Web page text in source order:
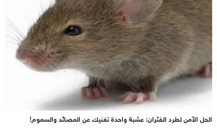
الحل الآمن لطرد الفئران: عشبة واحدة تغنيك عن المصائد والسموم!